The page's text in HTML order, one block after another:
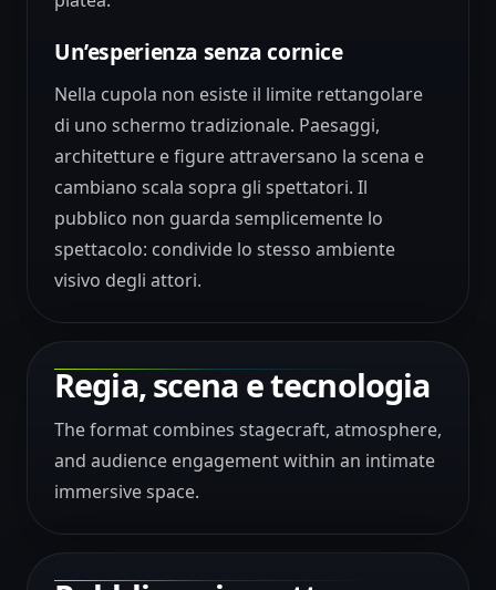
Un’esperienza senza cornice
Nella cupola non esiste il limite rettangolare
di uno schermo tradizionale. Paesaggi,
architetture e figure attraversano la scena e
cambiano scala sopra gli spettatori. Il
pubblico non guarda semplicemente lo
spettacolo: condivide lo stesso ambiente
visivo degli attori.
Regia, scena e tecnologia
The format combines stagecraft, atmosphere,
and audience engagement within an intimate
immersive space.